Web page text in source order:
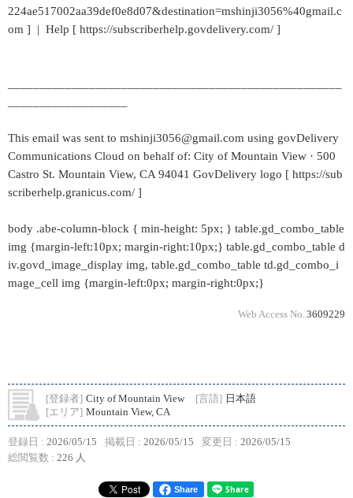
224ae517002aa39def0e8d07&destination=mshinji3056%40gmail.c
om ] | Help [ https://subscriberhelp.govdelivery.com/ ]
This email was sent to mshinji3056@gmail.com using govDelivery
Communications Cloud on behalf of: City of Mountain View · 500
Castro St. Mountain View, CA 94041 GovDelivery logo [ https://sub
scriberhelp.granicus.com/ ]
body .abe-column-block { min-height: 5px; } table.gd_combo_table
img {margin-left:10px; margin-right:10px;} table.gd_combo_table d
iv.govd_image_display img, table.gd_combo_table td.gd_combo_i
mage_cell img {margin-left:0px; margin-right:0px;}
Web Access No. 3609229
[登録者] City of Mountain View [言語] 日本語
[エリア] Mountain View, CA
登録日 : 2026/05/15 掲載日 : 2026/05/15 変更日 : 2026/05/15
総閲覧数 : 226 人
Share